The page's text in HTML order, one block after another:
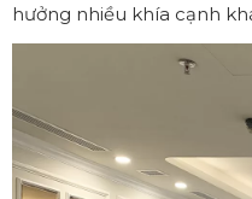
hưởng nhiều khía cạnh